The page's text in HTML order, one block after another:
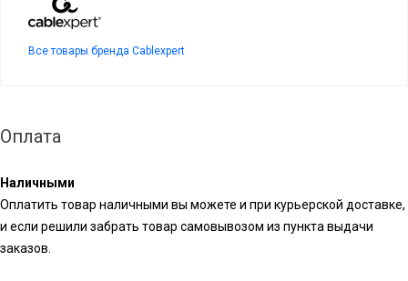
Все товары бренда Cablexpert
Оплата
Наличными
Оплатить товар наличными вы можете и при курьерской доставке,
и если решили забрать товар самовывозом из пункта выдачи
заказов.